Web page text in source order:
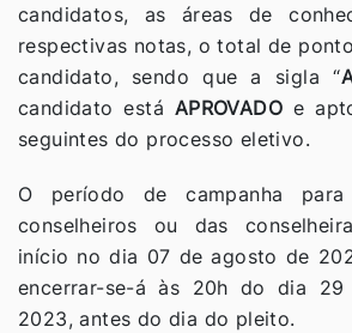
candidatos, as áreas de
respectivas notas, o total de
candidato, sendo que a sigla “
candidato está APROVADO e
seguintes do processo eletivo.
O período de campanha
conselheiros ou das
início no dia 07 de agosto de
encerrar-se-á às 20h do dia
2023, antes do dia do pleito.